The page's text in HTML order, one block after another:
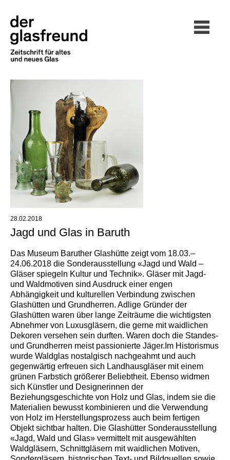
28.02.2018
Jagd und Glas in Baruth
Das Museum Baruther Glashütte zeigt vom 18.03.–
24.06.2018 die Sonderausstellung «Jagd und Wald –
Gläser spiegeln Kultur und Technik». Gläser mit Jagd-
und Waldmotiven sind Ausdruck einer engen
Abhängigkeit und kulturellen Verbindung zwischen
Glashütten und Grundherren. Adlige Gründer der
Glashütten waren über lange Zeiträume die wichtigsten
Abnehmer von Luxusgläsern, die gerne mit waidlichen
Dekoren versehen sein durften. Waren doch die Standes-
und Grundherren meist passionierte Jäger.Im Historismus
wurde Waldglas nostalgisch nachgeahmt und auch
gegenwärtig erfreuen sich Landhausgläser mit einem
grünen Farbstich größerer Beliebtheit. Ebenso widmen
sich Künstler und Designerinnen der
Beziehungsgeschichte von Holz und Glas, indem sie die
Materialien bewusst kombinieren und die Verwendung
von Holz im Herstellungsprozess auch beim fertigen
Objekt sichtbar halten. Die Glashütter Sonderausstellung
«Jagd, Wald und Glas» vermittelt mit ausgewählten
Waldgläsern, Schnittgläsern mit waidlichen Motiven,